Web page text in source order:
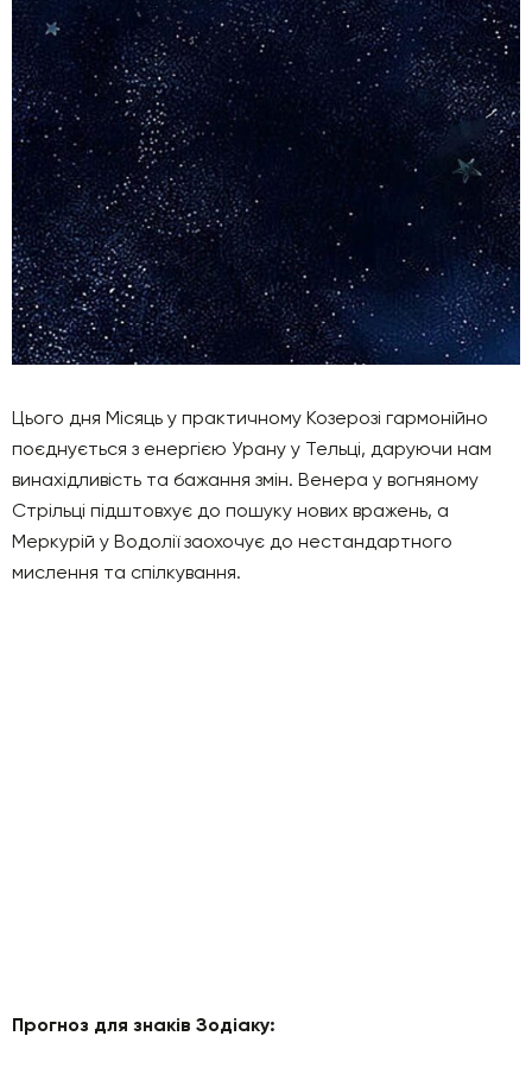
Цього дня Місяць у практичному Козерозі гармонійно
поєднується з енергією Урану у Тельці, даруючи нам
винахідливість та бажання змін. Венера у вогняному
Стрільці підштовхує до пошуку нових вражень, а
Меркурій у Водолії заохочує до нестандартного
мислення та спілкування.
Прогноз для знаків Зодіаку: